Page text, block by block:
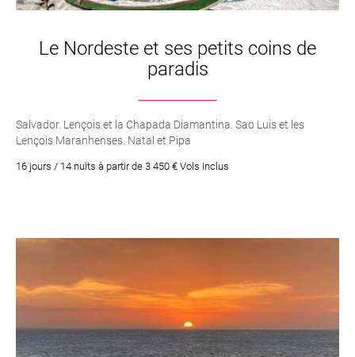
Le Nordeste et ses petits coins de
paradis
Salvador. Lençois et la Chapada Diamantina. Sao Luis et les
Lençois Maranhenses. Natal et Pipa
16 jours / 14 nuits à partir de 3 450 € Vols Inclus